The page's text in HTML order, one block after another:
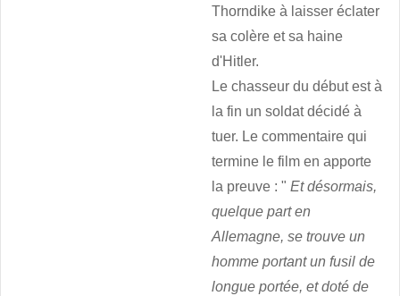
Thorndike à laisser éclater
sa colère et sa haine
d'Hitler.
Le chasseur du début est à
la fin un soldat décidé à
tuer. Le commentaire qui
termine le film en apporte
la preuve : " Et désormais,
quelque part en
Allemagne, se trouve un
homme portant un fusil de
longue portée, et doté de